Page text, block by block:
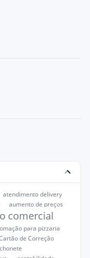
atendimento delivery
aumento de preços
comercial
para pizzaria
de Correção